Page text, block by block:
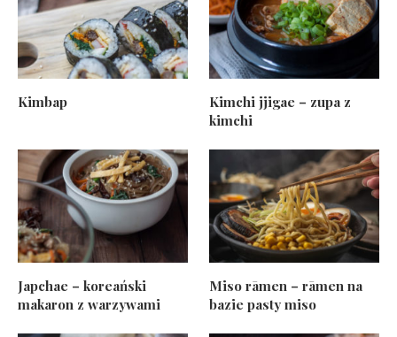
Kimbap
Kimchi jjigae – zupa z
kimchi
Japchae – koreański
makaron z warzywami
Miso rāmen – rāmen na
bazie pasty miso